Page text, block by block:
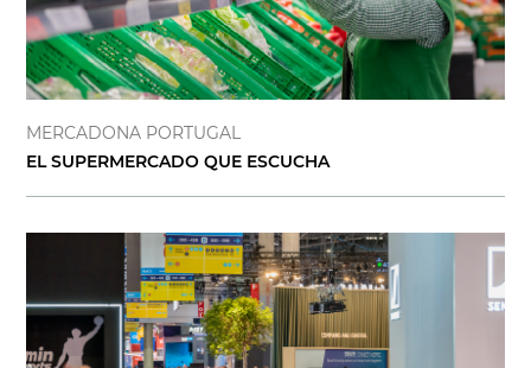
MERCADONA PORTUGAL
EL SUPERMERCADO QUE ESCUCHA